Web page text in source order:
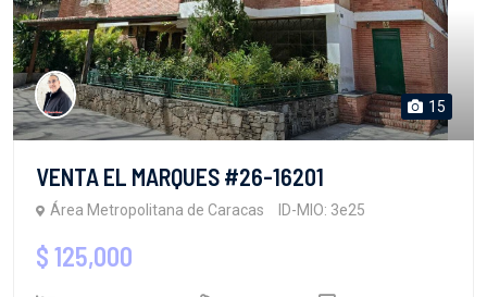
15
VENTA EL MARQUES #26-16201
Área Metropolitana de Caracas ID-MIO: 3e25
$ 125,000